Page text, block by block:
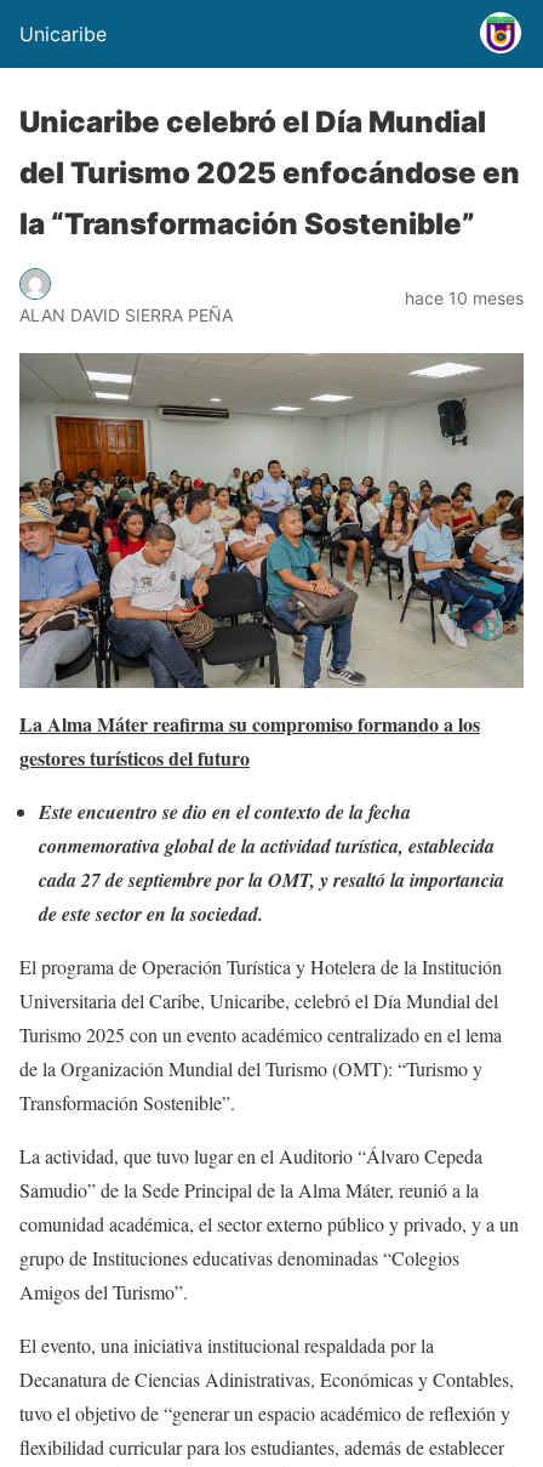
Unicaribe
Unicaribe celebró el Día Mundial
del Turismo 2025 enfocándose en
la “Transformación Sostenible”
ALAN DAVID SIERRA PEÑA
hace 10 meses
La Alma Máter reafirma su compromiso formando a los
gestores turísticos del futuro
Este encuentro se dio en el contexto de la fecha
conmemorativa global de la actividad turística, establecida
cada 27 de septiembre por la OMT, y resaltó la importancia
de este sector en la sociedad.
El programa de Operación Turística y Hotelera de la Institución
Universitaria del Caribe, Unicaribe, celebró el Día Mundial del
Turismo 2025 con un evento académico centralizado en el lema
de la Organización Mundial del Turismo (OMT): “Turismo y
Transformación Sostenible”.
La actividad, que tuvo lugar en el Auditorio “Álvaro Cepeda
Samudio” de la Sede Principal de la Alma Máter, reunió a la
comunidad académica, el sector externo público y privado, y a un
grupo de Instituciones educativas denominadas “Colegios
Amigos del Turismo”.
El evento, una iniciativa institucional respaldada por la
Decanatura de Ciencias Adinistrativas, Económicas y Contables,
tuvo el objetivo de “generar un espacio académico de reflexión y
flexibilidad curricular para los estudiantes, además de establecer